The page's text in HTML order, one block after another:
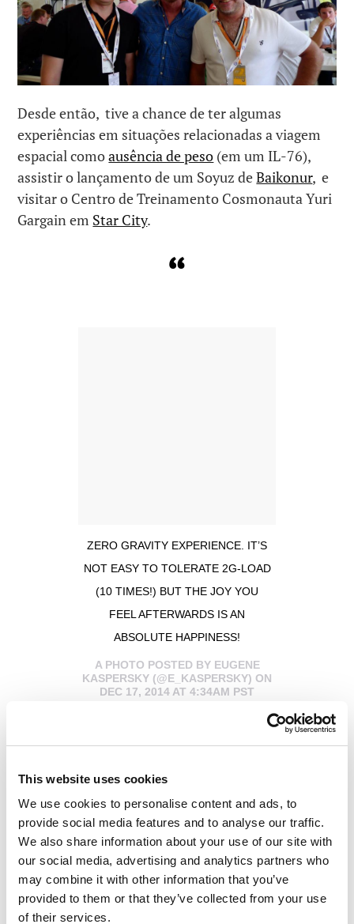
This website uses cookies
We use cookies to personalise content and ads, to
provide social media features and to analyse our traffic.
We also share information about your use of our site with
our social media, advertising and analytics partners who
may combine it with other information that you’ve
provided to them or that they’ve collected from your use
of their services.
Desde então, tive a chance de ter algumas
experiências em situações relacionadas a viagem
espacial comoausência de peso (em um IL-76),
assistir o lançamento de um Soyuz deBaikonur, e
visitar o Centro de Treinamento Cosmonauta Yuri
Gargain em Star City.
ZERO GRAVITY EXPERIENCE. IT’S
NOT EASY TO TOLERATE 2G-LOAD
(10 TIMES!) BUT THE JOY YOU
FEEL AFTERWARDS IS AN
ABSOLUTE HAPPINESS!
A PHOTO POSTED BY EUGENE
KASPERSKY (@E_KASPERSKY) ON
DEC 17, 2014 AT 4:34AM PST
tive problema nenhum em pegar o jeito da coisa.
Mas estacionar um Soyuz de treinamento em uma
Estação Espacial Internacional – aí não teve jeito.
Não consegui entender como gerenciar o console.
Acho que engenheiros espaciais não conhecem
experiência com usuário e testes A/B.